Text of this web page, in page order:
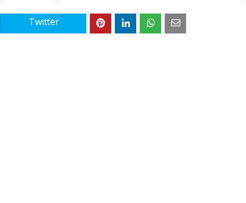
Twitter